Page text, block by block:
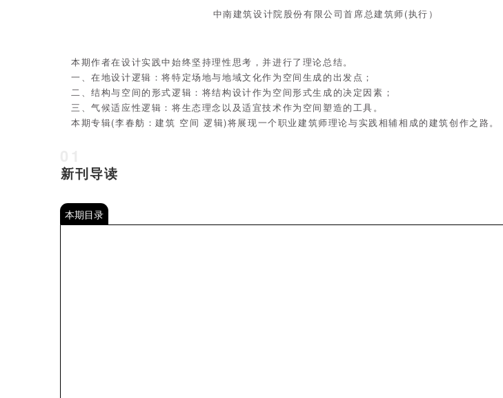
中南建筑设计院股份有限公司首席总建筑师(执行）
本期作者在设计实践中始终坚持理性思考，并进行了理论总结。
一、在地设计逻辑：将特定场地与地域文化作为空间生成的出发点；
二、结构与空间的形式逻辑：将结构设计作为空间形式生成的决定因素；
三、气候适应性逻辑：将生态理念以及适宜技术作为空间塑造的工具。
本期专辑(李春舫：建筑 空间 逻辑)将展现一个职业建筑师理论与实践相辅相成的建筑创作之路。
新刊导读
本期目录